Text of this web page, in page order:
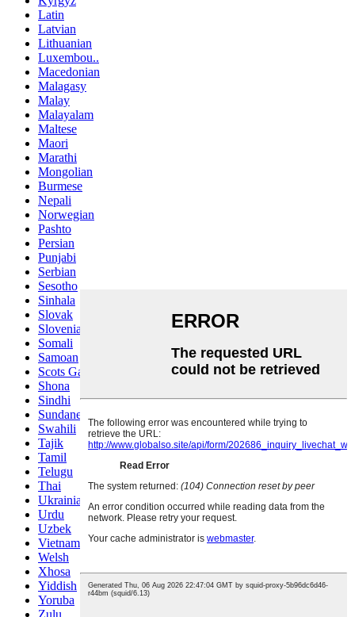
Latin
Latvian
Lithuanian
Luxembou..
Macedonian
Malagasy
Malay
Malayalam
Maltese
Maori
Marathi
Mongolian
Burmese
Nepali
Norwegian
Pashto
Persian
Punjabi
Serbian
Sesotho
Sinhala
Slovak
Slovenian
Somali
Samoan
Scots Gaelic
Shona
Sindhi
Sundanese
Swahili
Tajik
Tamil
Telugu
Thai
Ukrainian
Urdu
Uzbek
Vietnamese
Welsh
Xhosa
Yiddish
Yoruba
Zulu